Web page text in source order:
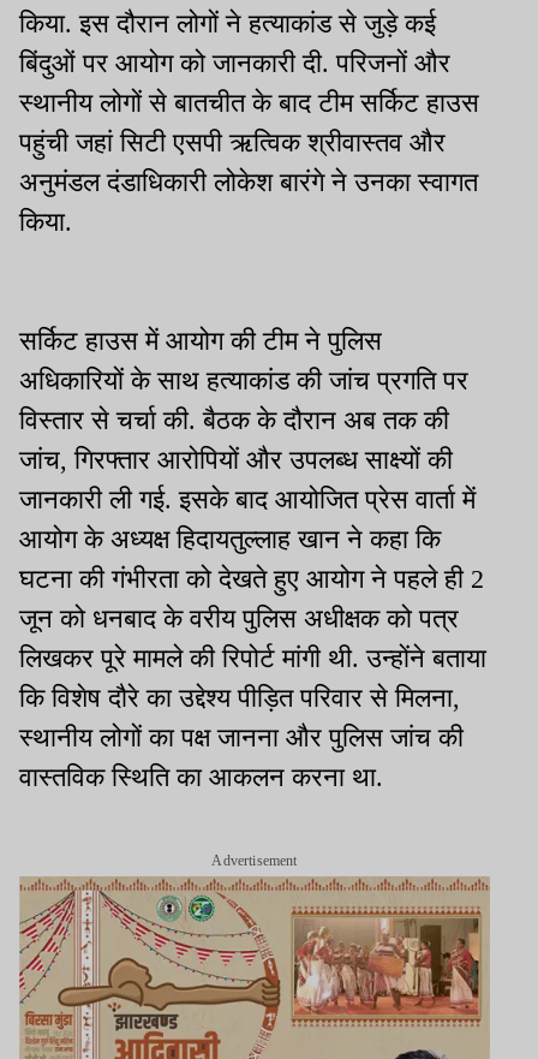
किया. इस दौरान लोगों ने हत्याकांड से जुड़े कई
बिंदुओं पर आयोग को जानकारी दी. परिजनों और
स्थानीय लोगों से बातचीत के बाद टीम सर्किट हाउस
पहुंची जहां सिटी एसपी ऋत्विक श्रीवास्तव और
अनुमंडल दंडाधिकारी लोकेश बारंगे ने उनका स्वागत
किया.
सर्किट हाउस में आयोग की टीम ने पुलिस
अधिकारियों के साथ हत्याकांड की जांच प्रगति पर
विस्तार से चर्चा की. बैठक के दौरान अब तक की
जांच, गिरफ्तार आरोपियों और उपलब्ध साक्ष्यों की
जानकारी ली गई. इसके बाद आयोजित प्रेस वार्ता में
आयोग के अध्यक्ष हिदायतुल्लाह खान ने कहा कि
घटना की गंभीरता को देखते हुए आयोग ने पहले ही 2
जून को धनबाद के वरीय पुलिस अधीक्षक को पत्र
लिखकर पूरे मामले की रिपोर्ट मांगी थी. उन्होंने बताया
कि विशेष दौरे का उद्देश्य पीड़ित परिवार से मिलना,
स्थानीय लोगों का पक्ष जानना और पुलिस जांच की
वास्तविक स्थिति का आकलन करना था.
Advertisement